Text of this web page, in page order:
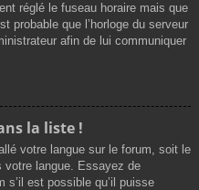
réglé le fuseau horaire mais que
probable que l’horloge du serveur
afin de lui communiquer
la liste !
votre langue sur le forum, soit le
votre langue. Essayez de
s’il est possible qu’il puisse